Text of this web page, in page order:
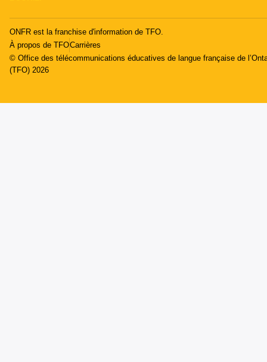
ONFR est la franchise d'information de TFO.
À propos de TFOCarrières
© Office des télécommunications éducatives de langue française de
(TFO) 2026